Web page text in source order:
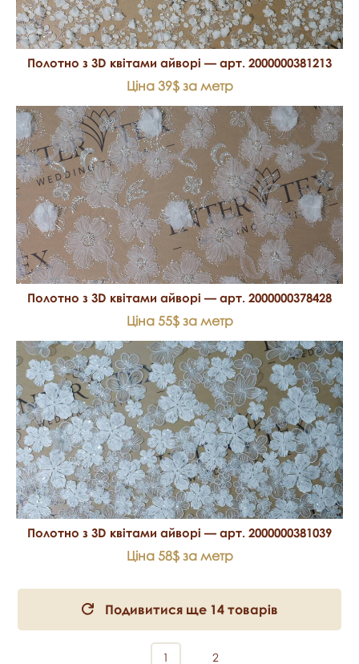
Полотно з 3D квітами айворі — арт. 2000000381213
Ціна 39$ за метр
Полотно з 3D квітами айворі — арт. 2000000378428
Ціна 55$ за метр
Полотно з 3D квітами айворі — арт. 2000000381039
Ціна 58$ за метр
Подивитися ще 14 товарів
1 2